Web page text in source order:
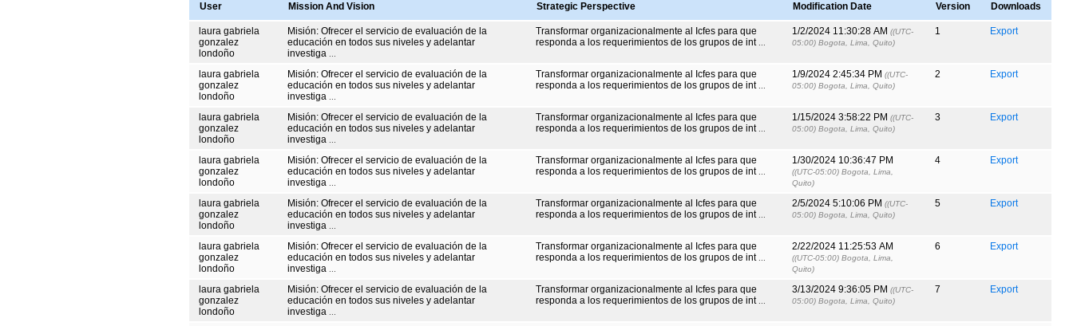
User Mission And Vision Strategic Perspective Modification Date Version Downloads
laura gabriela
gonzalez
londoño
Misión: Ofrecer el servicio de evaluación de la
educación en todos sus niveles y adelantar
investiga
Transformar organizacionalmente al Icfes para que
responda a los requerimientos de los grupos de int
1/2/2024 11:30:28 AM ((UTC-
05:00) Bogota, Lima, Quito)
1 Export
laura gabriela
gonzalez
londoño
Misión: Ofrecer el servicio de evaluación de la
educación en todos sus niveles y adelantar
investiga
Transformar organizacionalmente al Icfes para que
responda a los requerimientos de los grupos de int
1/9/2024 2:45:34 PM ((UTC-
05:00) Bogota, Lima, Quito)
2 Export
laura gabriela
gonzalez
londoño
Misión: Ofrecer el servicio de evaluación de la
educación en todos sus niveles y adelantar
investiga
Transformar organizacionalmente al Icfes para que
responda a los requerimientos de los grupos de int
1/15/2024 3:58:22 PM ((UTC-
05:00) Bogota, Lima, Quito)
3 Export
laura gabriela
gonzalez
londoño
Misión: Ofrecer el servicio de evaluación de la
educación en todos sus niveles y adelantar
investiga
Transformar organizacionalmente al Icfes para que
responda a los requerimientos de los grupos de int
1/30/2024 10:36:47 PM
((UTC-05:00) Bogota, Lima,
Quito)
4 Export
laura gabriela
gonzalez
londoño
Misión: Ofrecer el servicio de evaluación de la
educación en todos sus niveles y adelantar
investiga
Transformar organizacionalmente al Icfes para que
responda a los requerimientos de los grupos de int
2/5/2024 5:10:06 PM ((UTC-
05:00) Bogota, Lima, Quito)
5 Export
laura gabriela
gonzalez
londoño
Misión: Ofrecer el servicio de evaluación de la
educación en todos sus niveles y adelantar
investiga
Transformar organizacionalmente al Icfes para que
responda a los requerimientos de los grupos de int
2/22/2024 11:25:53 AM
((UTC-05:00) Bogota, Lima,
Quito)
6 Export
laura gabriela
gonzalez
londoño
Misión: Ofrecer el servicio de evaluación de la
educación en todos sus niveles y adelantar
investiga
Transformar organizacionalmente al Icfes para que
responda a los requerimientos de los grupos de int
3/13/2024 9:36:05 PM ((UTC-
05:00) Bogota, Lima, Quito)
7 Export